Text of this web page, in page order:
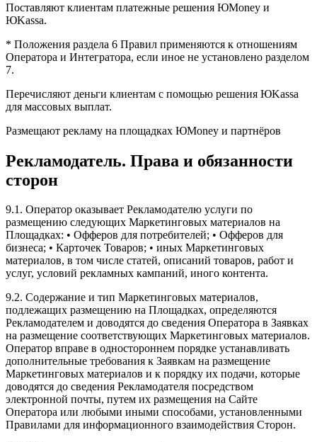
Поставляют клиентам платежные решения ЮMoney и
ЮKassa.
* Положения раздела 6 Правил применяются к отношениям
Оператора и Интегратора, если иное не установлено разделом
7.
Перечисляют деньги клиентам с помощью решения ЮKassa
для массовых выплат.
Размещают рекламу на площадках ЮMoney и партнёров
Рекламодатель. Права и обязанности
сторон
9.1. Оператор оказывает Рекламодателю услуги по
размещению следующих Маркетинговых материалов на
Площадках: • Офферов для потребителей; • Офферов для
бизнеса; • Карточек Товаров; • иных Маркетинговых
материалов, в том числе статей, описаний товаров, работ и
услуг, условий рекламных кампаний, иного контента.
9.2. Содержание и тип Маркетинговых материалов,
подлежащих размещению на Площадках, определяются
Рекламодателем и доводятся до сведения Оператора в Заявках
на размещение соответствующих Маркетинговых материалов.
Оператор вправе в одностороннем порядке устанавливать
дополнительные требования к Заявкам на размещение
Маркетинговых материалов и к порядку их подачи, которые
доводятся до сведения Рекламодателя посредством
электронной почты, путем их размещения на Сайте
Оператора или любыми иными способами, установленными
Правилами для информационного взаимодействия Сторон.